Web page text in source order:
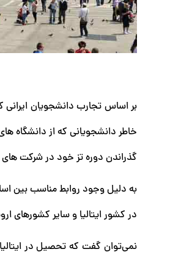
بر اساس تجارب دانشجویان ایرانی
خاطر دانشجویانی که از دانشگاه
گذراندن دوره تز خود در شرکت
به دلیل وجود روابط مناسب بین
در کشور ایتالیا و سایر کشورهای
نمی‌توان گفت که تحصیل در